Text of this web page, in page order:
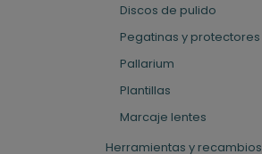
Discos de pulido
Pegatinas y protectores
Pallarium
Plantillas
Marcaje lentes
Herramientas y recambios